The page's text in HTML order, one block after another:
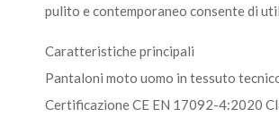
pulito e contemporaneo consente di
Caratteristiche principali
Pantaloni moto uomo in tessuto
Certificazione CE EN 17092-4:2020